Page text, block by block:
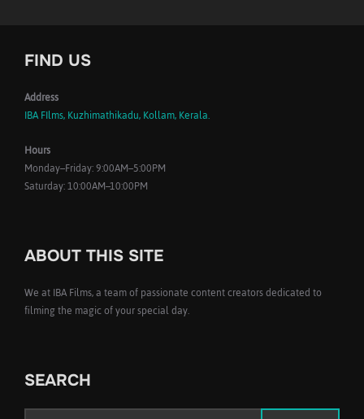
FIND US
Address
IBA FIlms, Kuzhimathikadu, Kollam, Kerala.
Hours
Monday–Friday: 9:00AM–5:00PM
Saturday: 10:00AM–10:00PM
ABOUT THIS SITE
We at IBA Films, a team of passionate content creators dedicated to
filming the magic of your special day.
SEARCH